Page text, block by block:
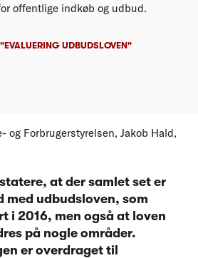
offentlige indkøb og udbud.
UDBUDSLOVEN"
og Forbrugerstyrelsen, Jakob Hald,
at der samlet set er
med udbudsloven, som
i 2016, men også at loven
på nogle områder.
er overdraget til